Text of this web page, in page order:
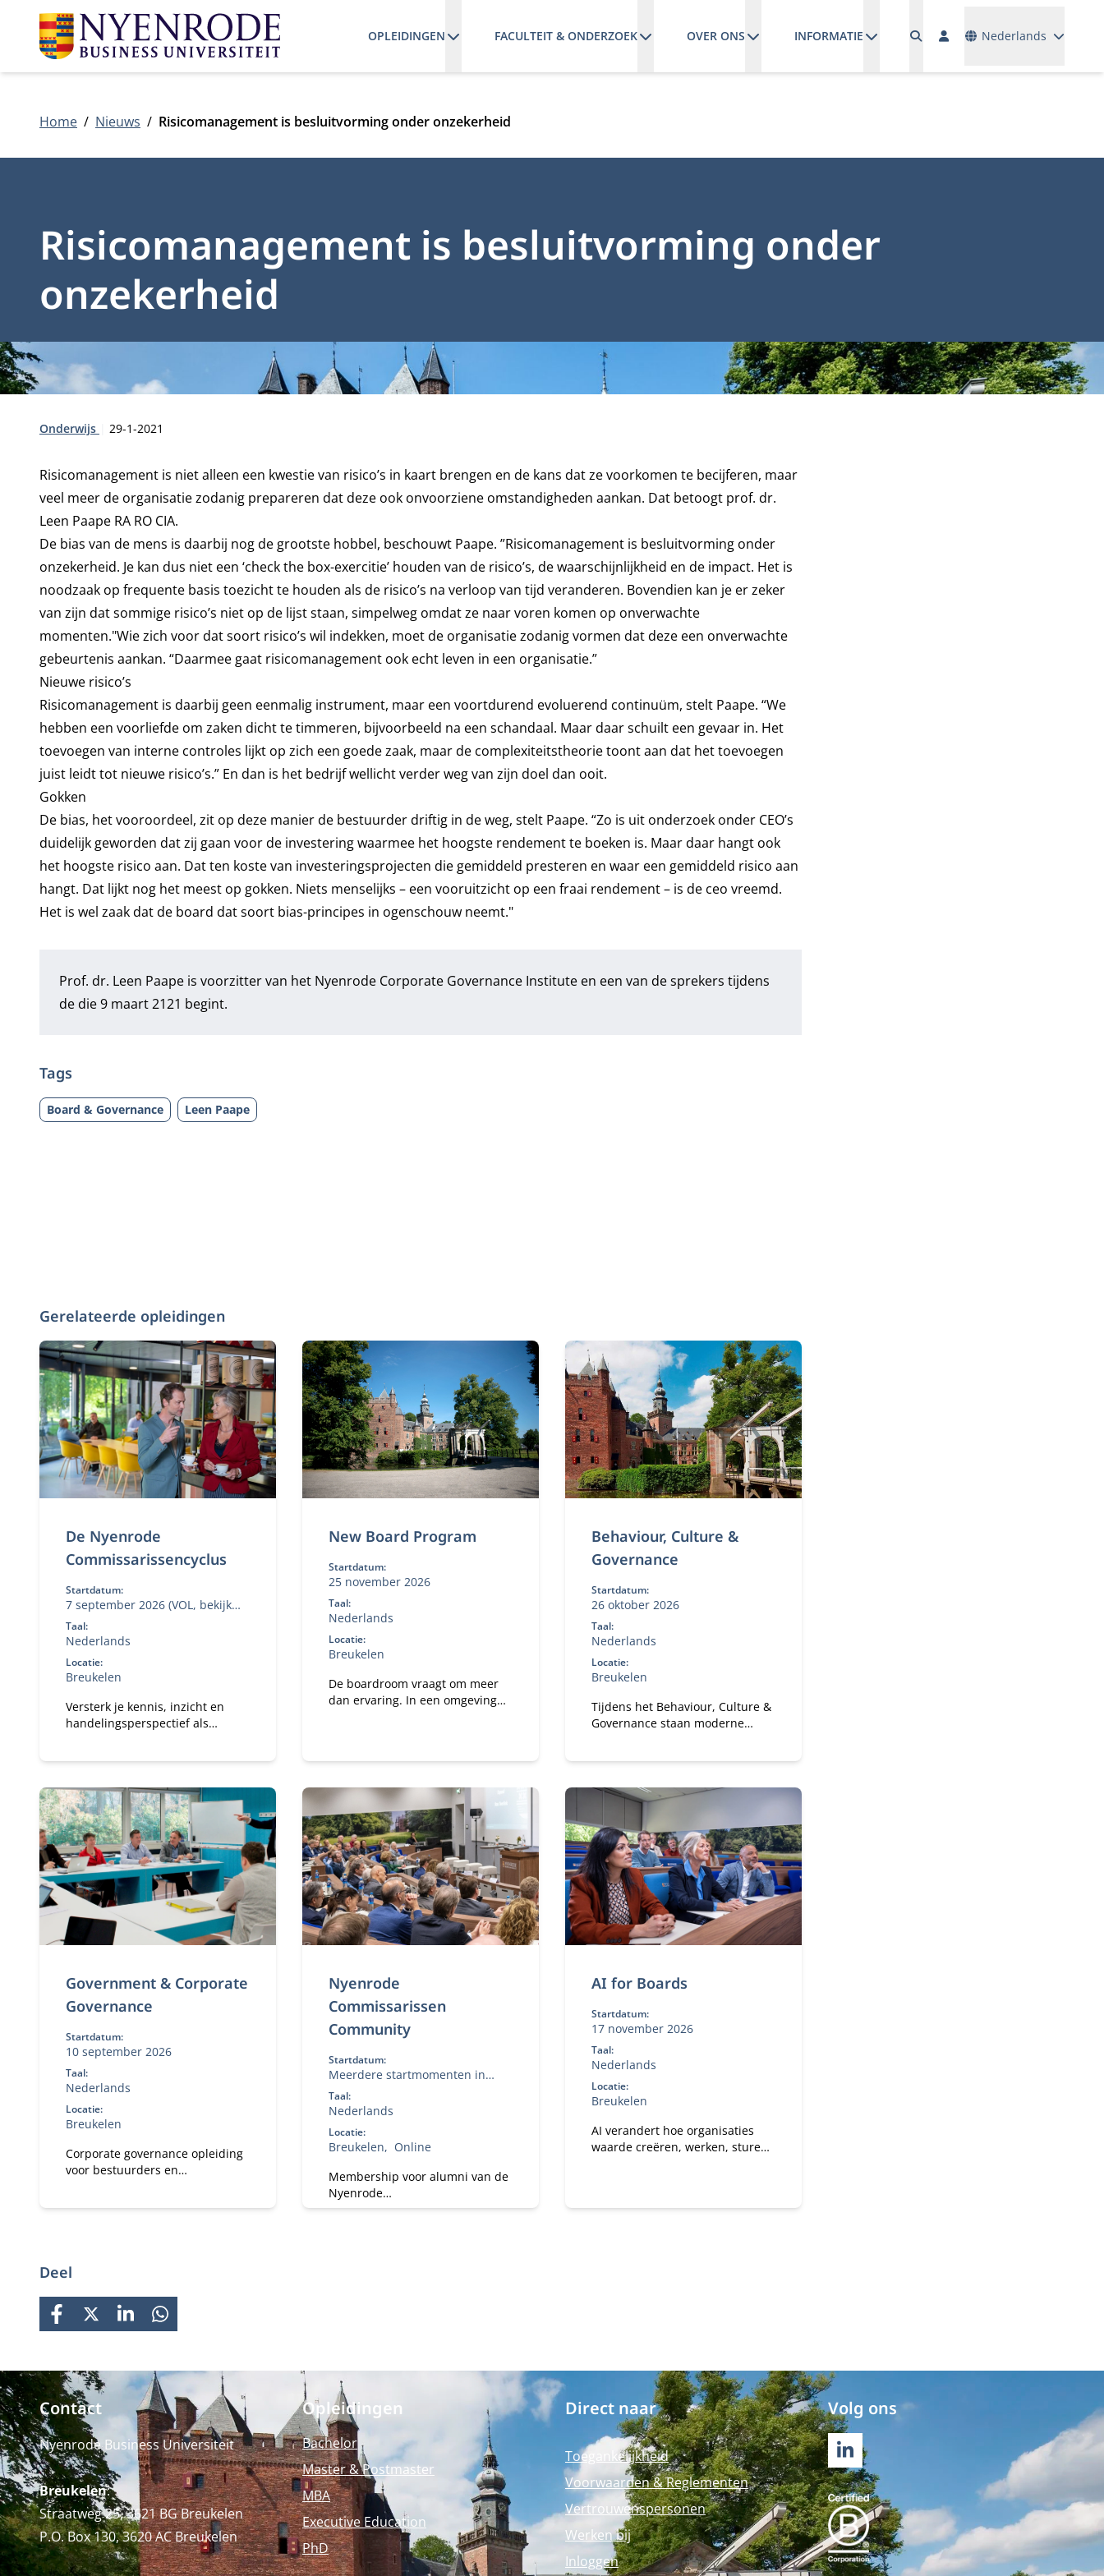
OPLEIDINGEN FACULTEIT & ONDERZOEK OVER ONS INFORMATIE Nederlands
Home Nieuws Risicomanagement is besluitvorming onder onzekerheid
Risicomanagement is besluitvorming onder
onzekerheid
Type:
Onderwijs Publicatiedatum:
29-1-2021
Risicomanagement is niet alleen een kwestie van risico’s in kaart brengen en de kans dat ze voorkomen te becijferen, maar
veel meer de organisatie zodanig prepareren dat deze ook onvoorziene omstandigheden aankan. Dat betoogt prof. dr.
Leen Paape RA RO CIA.
De bias van de mens is daarbij nog de grootste hobbel, beschouwt Paape. ”Risicomanagement is besluitvorming onder
onzekerheid. Je kan dus niet een ‘check the box-exercitie’ houden van de risico’s, de waarschijnlijkheid en de impact. Het is
noodzaak op frequente basis toezicht te houden als de risico’s na verloop van tijd veranderen. Bovendien kan je er zeker
van zijn dat sommige risico’s niet op de lijst staan, simpelweg omdat ze naar voren komen op onverwachte
momenten."Wie zich voor dat soort risico’s wil indekken, moet de organisatie zodanig vormen dat deze een onverwachte
gebeurtenis aankan. “Daarmee gaat risicomanagement ook echt leven in een organisatie.”
Nieuwe risico’s
Risicomanagement is daarbij geen eenmalig instrument, maar een voortdurend evoluerend continuüm, stelt Paape. “We
hebben een voorliefde om zaken dicht te timmeren, bijvoorbeeld na een schandaal. Maar daar schuilt een gevaar in. Het
toevoegen van interne controles lijkt op zich een goede zaak, maar de complexiteitstheorie toont aan dat het toevoegen
juist leidt tot nieuwe risico’s.” En dan is het bedrijf wellicht verder weg van zijn doel dan ooit.
Gokken
De bias, het vooroordeel, zit op deze manier de bestuurder driftig in de weg, stelt Paape. “Zo is uit onderzoek onder CEO’s
duidelijk geworden dat zij gaan voor de investering waarmee het hoogste rendement te boeken is. Maar daar hangt ook
het hoogste risico aan. Dat ten koste van investeringsprojecten die gemiddeld presteren en waar een gemiddeld risico aan
hangt. Dat lijkt nog het meest op gokken. Niets menselijks – een vooruitzicht op een fraai rendement – is de ceo vreemd.
Het is wel zaak dat de board dat soort bias-principes in ogenschouw neemt."
Prof. dr. Leen Paape is voorzitter van het Nyenrode Corporate Governance Institute en een van de sprekers tijdens
de die 9 maart 2121 begint.
Tags
Board & Governance Leen Paape
Gerelateerde opleidingen
De Nyenrode
Commissarissencyclus
Startdatum:
7 september 2026 (VOL, bekijk
volgende data bij 'aanmelden')
Taal:
Nederlands
Locatie:
Breukelen
Versterk je kennis, inzicht en
handelingsperspectief als
New Board Program
Startdatum:
25 november 2026
Taal:
Nederlands
Locatie:
Breukelen
De boardroom vraagt om meer
dan ervaring. In een omgeving
kompas dat staat — én de
effectief te blijven onder
spanning. In het New Board
Program ontwikkel je jouw
besluitvorming,
stakeholderdialoog en
constructieve tegenspraak, en
vertaal je iedere module direct
naar jouw praktijk.
Behaviour, Culture &
Governance
Startdatum:
26 oktober 2026
Taal:
Nederlands
Locatie:
Breukelen
Tijdens het Behaviour, Culture &
Governance staan moderne
je een gezonde organisatie met
een gezond ecosysteem?
Government & Corporate
Governance
Startdatum:
10 september 2026
Taal:
Nederlands
Locatie:
Breukelen
Corporate governance opleiding
voor bestuurders en
Nyenrode
Commissarissen
Community
Startdatum:
Meerdere startmomenten in
2026-2027
Taal:
Nederlands
Locatie:
Breukelen
Online
Membership voor alumni van de
Nyenrode
Commissarissencyclus. Sluit je
AI for Boards
Startdatum:
17 november 2026
Taal:
Nederlands
Locatie:
Breukelen
AI verandert hoe organisaties
waarde creëren, werken, sturen
programma ontdek je wat AI
Deel
FACEBOOK
X LINKEDINWHATSAPP
Contact
Nyenrode Business Universiteit
Breukelen:
Straatweg 25, 3621 BG Breukelen
P.O. Box 130, 3620 AC Breukelen
Opleidingen
Bachelor
Master & Postmaster
MBA
Executive Education
PhD
Direct naar
Toegankelijkheid
Voorwaarden & Reglementen
Vertrouwenspersonen
Werken bij
Inloggen
Volg ons
LINKEDIN